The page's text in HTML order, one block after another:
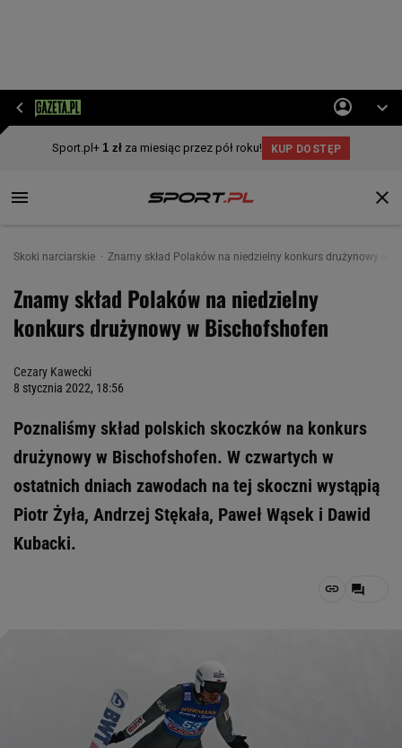
Skoki narciarskie Znamy skład Polaków na niedzielny konkurs drużynowy w
Znamy skład Polaków na niedzielny
konkurs drużynowy w Bischofshofen
Cezary Kawecki
8 stycznia 2022, 18:56
Poznaliśmy skład polskich skoczków na konkurs
drużynowy w Bischofshofen. W czwartych w
ostatnich dniach zawodach na tej skoczni wystąpią
Piotr Żyła, Andrzej Stękała, Paweł Wąsek i Dawid
Kubacki.